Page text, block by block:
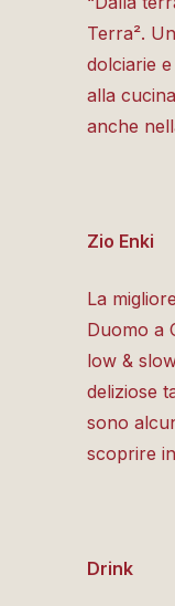
Terra².
dolciarie
alla
anche
Zio Enki
La
Duomo a
low &
deliziose
sono
scoprire
Drink